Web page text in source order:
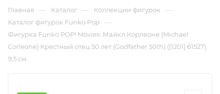
Главная — Каталог — Коллекции фигурок —
Каталог фигурок Funko Pop —
Фигурка Funko POP! Movies: Майкл Корлеоне (Michael
Corleone) Крёстный отец 50 лет (Godfather 50th) ((1201) 61527)
9,5 см